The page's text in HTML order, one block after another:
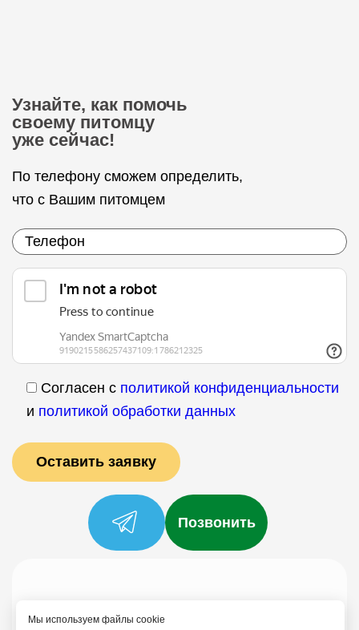
Узнайте, как помочь
своему питомцу
уже сейчас!
По телефону сможем определить,
что с Вашим питомцем
Согласен с политикой конфиденциальности
и политикой обработки данных
Мы используем файлы cookie
Позвонить